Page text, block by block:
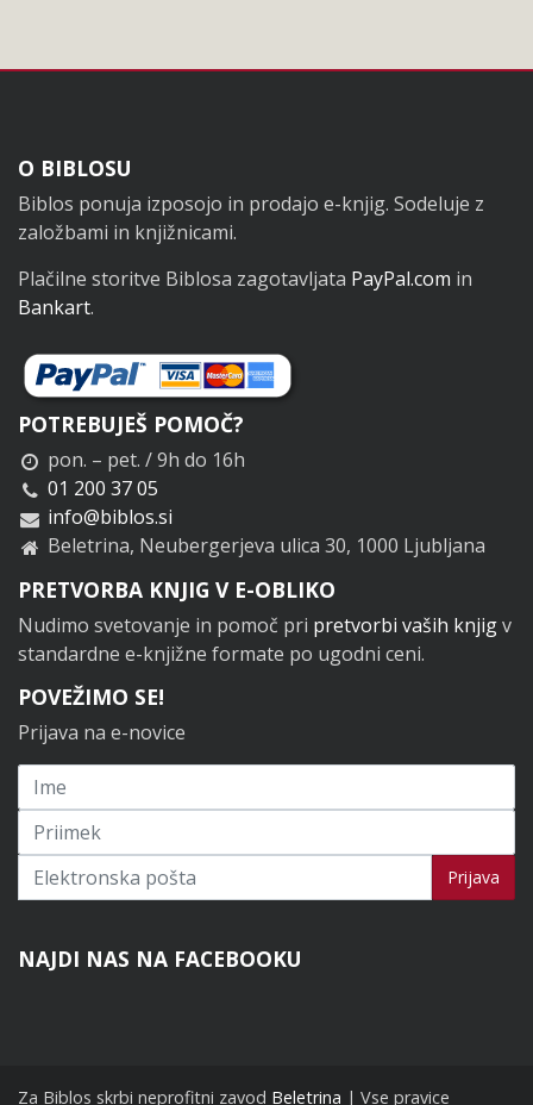
Noga
O BIBLOSU
Biblos ponuja izposojo in prodajo e-knjig. Sodeluje z
založbami in knjižnicami.
Plačilne storitve Biblosa zagotavljata PayPal.com in
Bankart.
POTREBUJEŠ POMOČ?
pon. – pet. / 9h do 16h
01 200 37 05
info@biblos.si
Beletrina, Neubergerjeva ulica 30, 1000 Ljubljana
PRETVORBA KNJIG V E-OBLIKO
Nudimo svetovanje in pomoč pri pretvorbi vaših knjigv
standardne e-knjižne formate po ugodni ceni.
POVEŽIMO SE!
Prijava na e-novice
Prijavi se na novice Prijava
NAJDI NAS NA FACEBOOKU
Za Biblos skrbi neprofitni zavod Beletrina | Vse pravice